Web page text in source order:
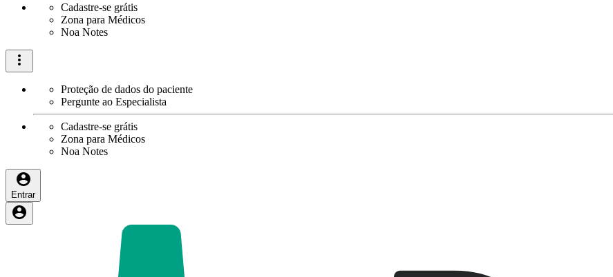
Cadastre-se grátis
Zona para Médicos
Noa Notes
Proteção de dados do paciente
Pergunte ao Especialista
Cadastre-se grátis
Zona para Médicos
Noa Notes
Entrar